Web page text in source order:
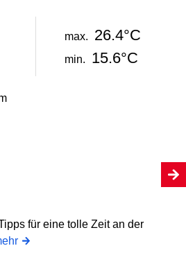
max. 26.4°C
min. 15.6°C
für eine tolle Zeit an der